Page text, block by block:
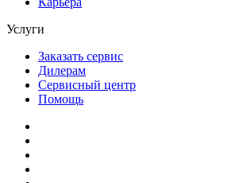
Услуги
Заказать сервис
Дилерам
Сервисный центр
Помощь